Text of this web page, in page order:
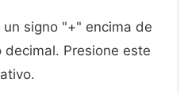
signo "+" encima de
Presione este